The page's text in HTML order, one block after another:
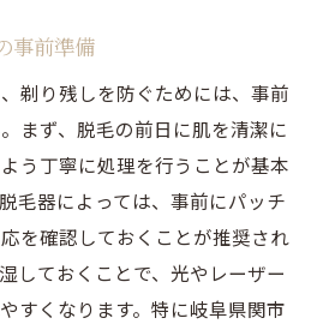
事前準備
剃り残しを防ぐためには、事前
まず、脱毛の前日に肌を清潔に
う丁寧に処理を行うことが基本
毛器によっては、事前にパッチ
を確認しておくことが推奨され
しておくことで、光やレーザー
すくなります。特に岐阜県関市